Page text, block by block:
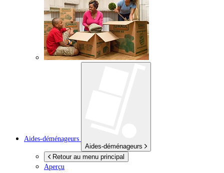
Aides-déménageurs
Aides-déménageurs
Retour au menu principal
Aperçu